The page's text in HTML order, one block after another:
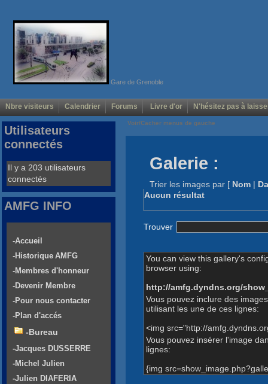
Gare de Grenoble
Nbre visiteurs Calendrier Forums Livre d'or N'hésitez pas à
Voir/Cacher menus de gauche
Galerie :
Trier les images par [ Nom |
Aucun résultat
Trouver
You can view this gallery's
browser using:
http://amfg.dyndns.org/
Vous pouvez inclure des
utilisant les une de ces lignes:
<img src="http://
Vous pouvez insérer l'image
lignes:
{img
Utilisateurs
connectés
Il y a 203 utilisateurs
connectés
AMFG INFO
-Accueil
-Historique AMFG
-Membres d'honneur
-Devenir Membre
-Pour nous contacter
-Plan d'accés
-Bureau
-Jacques DUSSERRE
-Michel Julien
-Julien DIAFERIA